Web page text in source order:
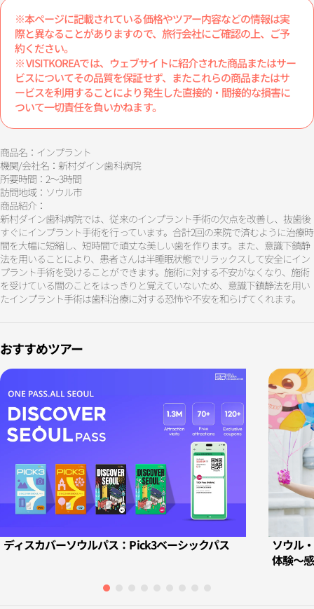
※本ページに記載されている価格やツアー内容などの情報は実
際と異なることがありますので、旅行会社にご確認の上、ご予
約ください。
※ VISITKOREAでは、ウェブサイトに紹介された商品またはサー
ビスについてその品質を保証せず、またこれらの商品またはサ
ービスを利用することにより発生した直接的・間接的な損害に
ついて一切責任を負いかねます。
商品名：インプラント
機関/会社名：新村ダイン歯科病院
所要時間：2～3時間
訪問地域：ソウル市
商品紹介：
新村ダイン歯科病院では、従来のインプラント手術の欠点を改善し、抜歯後
すぐにインプラント手術を行っています。合計2回の来院で済むように治療時
間を大幅に短縮し、短時間で頑丈な美しい歯を作ります。また、意識下鎮静
法を用いることにより、患者さんは半睡眠状態でリラックスして安全にイン
プラント手術を受けることができます。施術に対する不安がなくなり、施術
を受けている間のことをはっきりと覚えていないため、意識下鎮静法を用い
たインプラント手術は歯科治療に対する恐怖や不安を和らげてくれます。
おすすめツアー
ディスカバーソウルパス：Pick3ベーシックパス
ソウル
体験～